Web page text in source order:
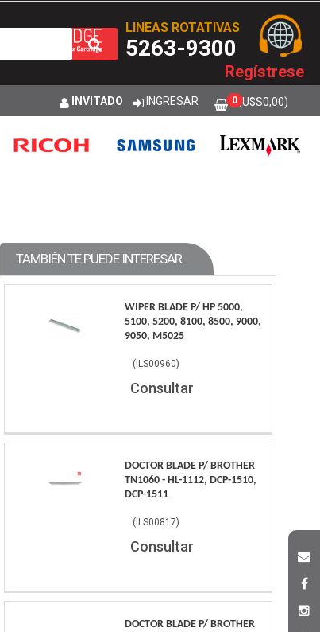
INVITADO INGRESAR 0 (U$S0,00)
LINEAS ROTATIVAS
5263-9300
Regístrese
TAMBIÉN TE PUEDE INTERESAR
WIPER BLADE P/ HP 5000,
5100, 5200, 8100, 8500, 9000,
9050, M5025
( ILS00960)
Consultar
DOCTOR BLADE P/ BROTHER
TN1060 - HL-1112, DCP-1510,
DCP-1511
( ILS00817)
Consultar
DOCTOR BLADE P/ BROTHER